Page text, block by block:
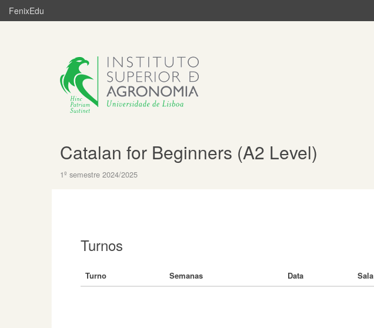
FenixEdu
Catalan for Beginners (A2 Level)
1º semestre 2024/2025
Turnos
Turno Semanas Data Sala